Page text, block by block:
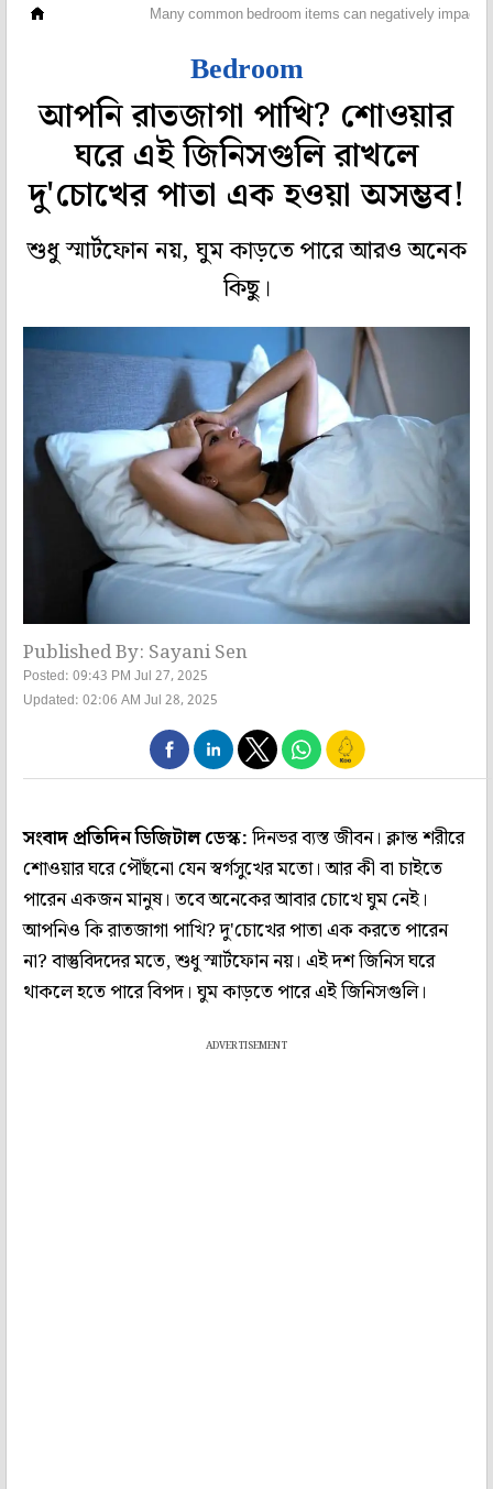
Many common bedroom items can negatively impact
Bedroom
আপনি রাতজাগা পাখি? শোওয়ার
ঘরে এই জিনিসগুলি রাখলে
দু'চোখের পাতা এক হওয়া অসম্ভব!
শুধু স্মার্টফোন নয়, ঘুম কাড়তে পারে আরও অনেক
কিছু।
Published By: Sayani Sen
Posted: 09:43 PM Jul 27, 2025
Updated: 02:06 AM Jul 28, 2025
সংবাদ প্রতিদিন ডিজিটাল ডেস্ক:দিনভর ব্যস্ত জীবন। ক্লান্ত শরীরে
শোওয়ার ঘরে পৌঁছনো যেন স্বর্গসুখের মতো। আর কী বা চাইতে
পারেন একজন মানুষ। তবে অনেকের আবার চোখে ঘুম নেই।
আপনিও কি রাতজাগা পাখি? দু'চোখের পাতা এক করতে পারেন
না? বাস্তুবিদদের মতে, শুধু স্মার্টফোন নয়। এই দশ জিনিস ঘরে
থাকলে হতে পারে বিপদ। ঘুম কাড়তে পারে এই জিনিসগুলি।
ADVERTISEMENT